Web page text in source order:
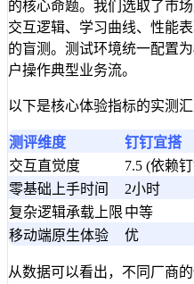
的核心命题。我们选取了市
交互逻辑、学习曲线、性能
的盲测。测试环境统一配置
户操作典型业务流。
以下是核心体验指标的实测汇
测评维度 钉钉宜搭
交互直觉度
7.5 (依赖
零基础上手时间
2小时
复杂逻辑承载上限 中等
移动端原生体验
优
从数据可以看出，不同厂商